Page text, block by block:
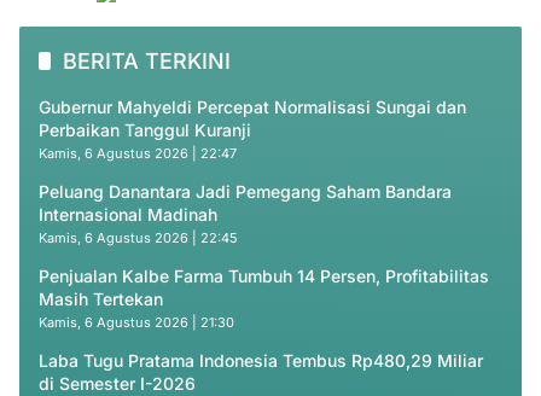
BERITA TERKINI
Gubernur Mahyeldi Percepat Normalisasi Sungai dan
Perbaikan Tanggul Kuranji
Kamis, 6 Agustus 2026 | 22:47
Peluang Danantara Jadi Pemegang Saham Bandara
Internasional Madinah
Kamis, 6 Agustus 2026 | 22:45
Penjualan Kalbe Farma Tumbuh 14 Persen, Profitabilitas
Masih Tertekan
Kamis, 6 Agustus 2026 | 21:30
Laba Tugu Pratama Indonesia Tembus Rp480,29 Miliar
di Semester I-2026